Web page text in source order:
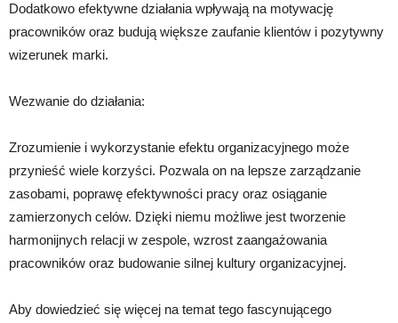
Dodatkowo efektywne działania wpływają na motywację
pracowników oraz budują większe zaufanie klientów i pozytywny
wizerunek marki.
Wezwanie do działania:
Zrozumienie i wykorzystanie efektu organizacyjnego może
przynieść wiele korzyści. Pozwala on na lepsze zarządzanie
zasobami, poprawę efektywności pracy oraz osiąganie
zamierzonych celów. Dzięki niemu możliwe jest tworzenie
harmonijnych relacji w zespole, wzrost zaangażowania
pracowników oraz budowanie silnej kultury organizacyjnej.
Aby dowiedzieć się więcej na temat tego fascynującego